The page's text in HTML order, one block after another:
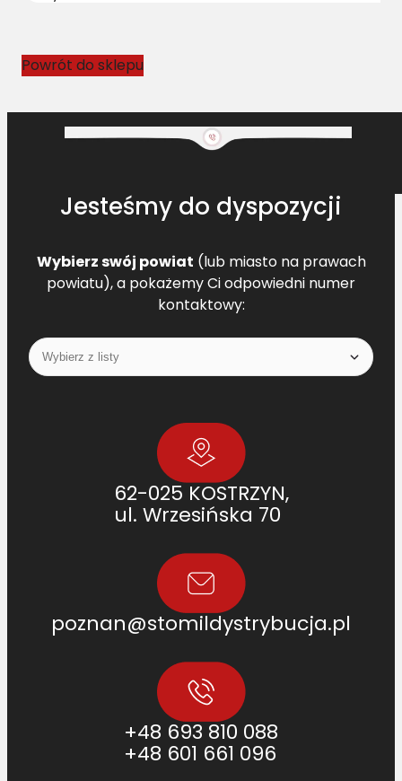
9
4
Powrót do sklepu
Jesteśmy do dyspozycji
Wybierz swój powiat (lub miasto na prawach
powiatu), a pokażemy Ci odpowiedni numer
kontaktowy:
62-025 KOSTRZYN,
ul. Wrzesińska 70
poznan@stomildystrybucja.pl
+48 693 810 088
+48 601 661 096